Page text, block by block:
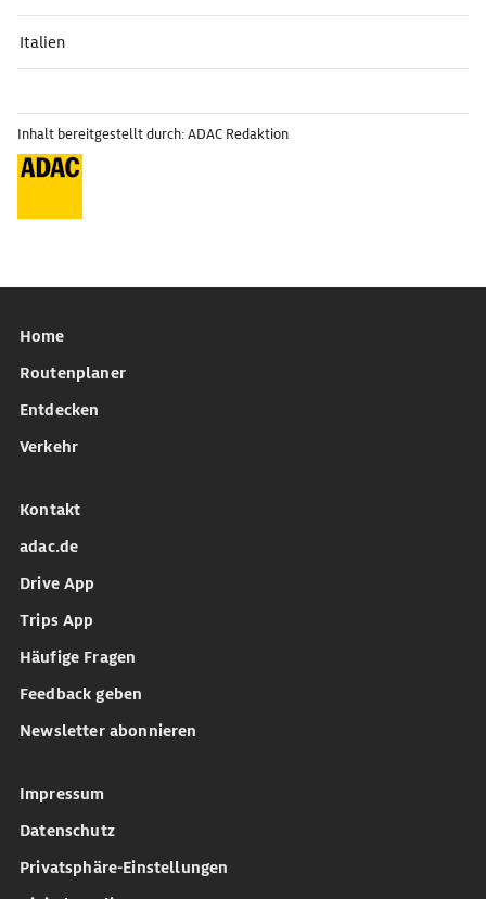
Italien
Inhalt bereitgestellt durch: ADAC Redaktion
Home
Routenplaner
Entdecken
Verkehr
Kontakt
adac.de
Drive App
Trips App
Häufige Fragen
Feedback geben
Newsletter abonnieren
Impressum
Datenschutz
Privatsphäre-Einstellungen